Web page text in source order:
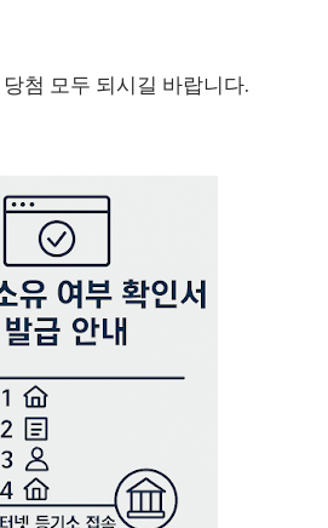
첨 모두 되시길 바랍니다.